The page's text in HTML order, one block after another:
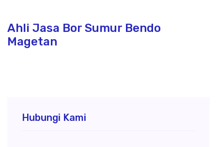
Ahli Jasa Bor Sumur Bendo
Magetan
Hubungi Kami